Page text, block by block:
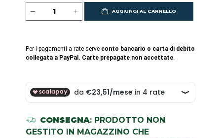
AGGIUNGI AL CARRELLO
Per i pagamenti a rate serve conto bancario o carta di debito
collegata a PayPal. Carte prepagate non accettate
CONSEGNA: PRODOTTO NON
GESTITO IN MAGAZZINO CHE